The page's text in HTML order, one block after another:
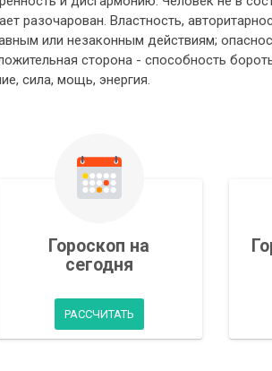
разочарован. Властность,
или незаконным действиям;
сторона - способность
сила, мощь, энергия.
Гороскоп на
сегодня
РАССЧИТАТЬ